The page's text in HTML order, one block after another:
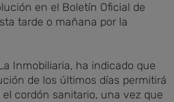
en el Boletín Oficial de
tarde o mañana por la
Inmobiliaria, ha indicado que
de los últimos días permitirá
cordón sanitario, una vez que